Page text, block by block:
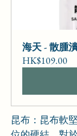
海天 - 散腫
HK$109.00
昆布：昆布軟